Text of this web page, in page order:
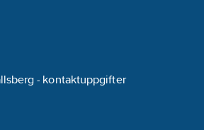
- kontaktuppgifter